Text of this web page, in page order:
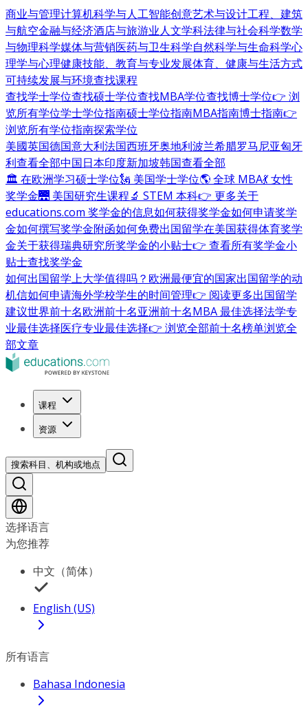
商业与管理计算机科学与人工智能创意艺术与设计工程、建筑
与航空金融与经济酒店与旅游业人文学科法律与社会科学数学
与物理科学媒体与营销医药与卫生科学自然科学与生命科学心
理学与心理健康技能、教育与专业发展体育、健康与生活方式
可持续发展与环境查找课程
查找学士学位查找硕士学位查找MBA学位查找博士学位👉 浏
览所有学位学士学位指南硕士学位指南MBA指南博士指南👉
浏览所有学位指南探索学位
美國英国德国意大利法国西班牙奥地利波兰希腊罗马尼亚匈牙
利查看全部中国日本印度新加坡韩国查看全部
🏛 在欧洲学习硕士学位🗽 美国学士学位🌎 全球 MBA💃 女性
奖学金🌉 美国研究生课程🔬 STEM 本科👉 更多关于
educations.com 奖学金的信息如何获得奖学金如何申请奖学
金如何撰写奖学金附函如何免费出国留学在美国获得体育奖学
金关于获得瑞典研究所奖学金的小贴士👉 查看所有奖学金小
贴士查找奖学金
如何出国留学上大学值得吗？ 欧洲最便宜的国家出国留学的动
机信如何申请海外学校学生的时间管理👉 阅读更多出国留学
建议世界前十名欧洲前十名亚洲前十名MBA 最佳选择法学专
业最佳选择医疗专业最佳选择👉 浏览全部前十名榜单浏览全
部文章
课程
资源
搜索科目、机构或地点
选择语言
为您推荐
中文（简体）
English (US)
所有语言
Bahasa Indonesia